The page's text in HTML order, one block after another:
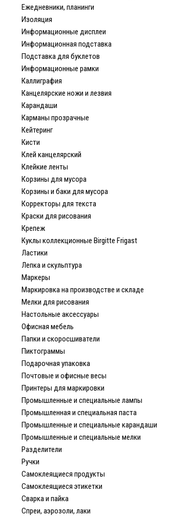
Ежедневники, планинги
Изоляция
Информационные дисплеи
Информационная подставка
Подставка для буклетов
Информационные рамки
Каллиграфия
Канцелярские ножи и лезвия
Карандаши
Карманы прозрачные
Кейтеринг
Кисти
Клей канцелярский
Клейкие ленты
Корзины для мусора
Корзины и баки для мусора
Корректоры для текста
Краски для рисования
Крепеж
Куклы коллекционные Birgitte Frigast
Ластики
Лепка и скульптура
Маркеры
Маркировка на производстве и складе
Мелки для рисования
Настольные аксессуары
Офисная мебель
Папки и скоросшиватели
Пиктограммы
Подарочная упаковка
Почтовые и офисные весы
Принтеры для маркировки
Промышленные и специальные лампы
Промышленная и специальная паста
Промышленные и специальные карандаши
Промышленные и специальные мелки
Разделители
Ручки
Самоклеящиеся продукты
Самоклеящиеся этикетки
Сварка и пайка
Спреи, аэрозоли, лаки